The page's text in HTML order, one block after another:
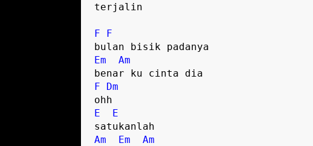
terjalin
F
F
Em
Am
F
Dm
E
E
Am
Em
Am